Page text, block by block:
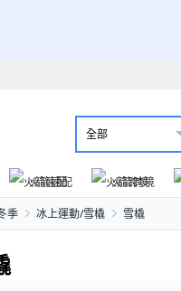
全部
火箭速配 火箭跨境
季 冰上運動/雪橇 雪橇